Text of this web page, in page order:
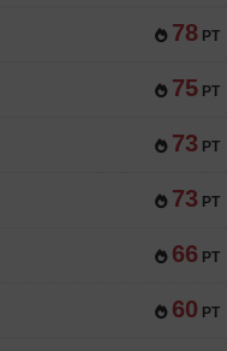
78 PT
75 PT
73 PT
73 PT
66 PT
60 PT